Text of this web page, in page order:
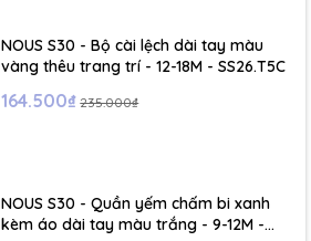
NOUS S30 - Bộ cài lệch dài tay màu
vàng thêu trang trí - 12-18M - SS26.T5C
164.500₫ 235.000₫
NOUS S30 - Quần yếm chấm bi xanh
kèm áo dài tay màu trắng - 9-12M -